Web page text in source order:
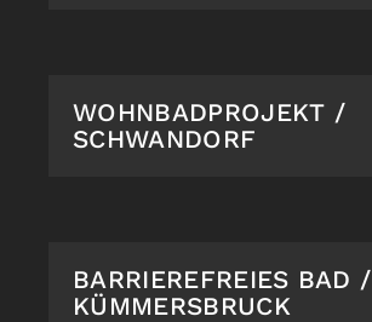
WOHNBADPROJEKT /
SCHWANDORF
BARRIEREFREIES BAD /
KÜMMERSBRUCK